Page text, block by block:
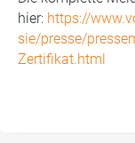
hier: https://
sie/presse/
Zertifikat.html